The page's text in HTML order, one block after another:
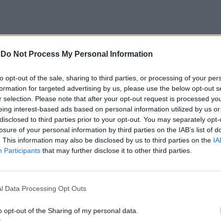
Do Not Process My Personal Information
opt-out of the sale, sharing to third parties, or processing of your
for targeted advertising by us, please use the below opt-out
selection. Please note that after your opt-out request is processed
interest-based ads based on personal information utilized by us
to third parties prior to your opt-out. You may separately
of your personal information by third parties on the IAB’s list of
This information may also be disclosed by us to third parties on the
Participants that may further disclose it to other third parties.
Data Processing Opt Outs
opt-out of the Sharing of my personal data.
que transmitiram boas vibrações com os seus
julho.
noite: